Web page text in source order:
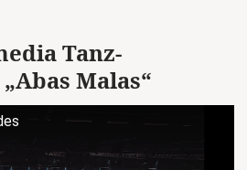
Tanz-
Malas“